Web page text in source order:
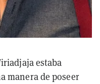
estaba
manera de poseer